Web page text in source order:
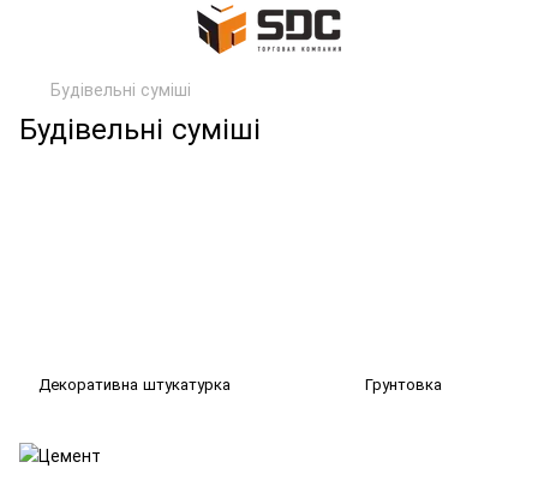
Будівельні суміші
Будівельні суміші
Декоративна штукатурка Грунтовка